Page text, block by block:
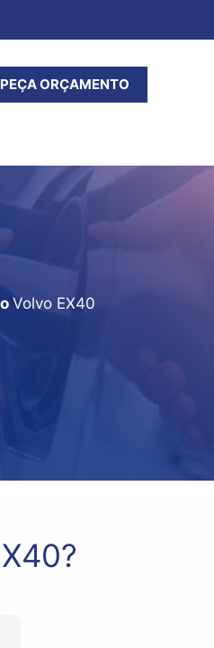
PEÇA ORÇAMENTO
Volvo EX40